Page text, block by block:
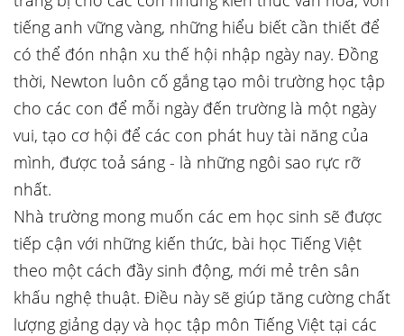
tiếng anh vững vàng, những hiểu biết cần thiết để
có thể đón nhận xu thế hội nhập ngày nay. Đồng
thời, Newton luôn cố gắng tạo môi trường học tập
cho các con để mỗi ngày đến trường là một ngày
vui, tạo cơ hội để các con phát huy tài năng của
mình, được toả sáng - là những ngôi sao rực rỡ
nhất.
Nhà trường mong muốn các em học sinh sẽ được
tiếp cận với những kiến thức, bài học Tiếng Việt
theo một cách đầy sinh động, mới mẻ trên sân
khấu nghệ thuật. Điều này sẽ giúp tăng cường chất
lượng giảng dạy và học tập môn Tiếng Việt tại các